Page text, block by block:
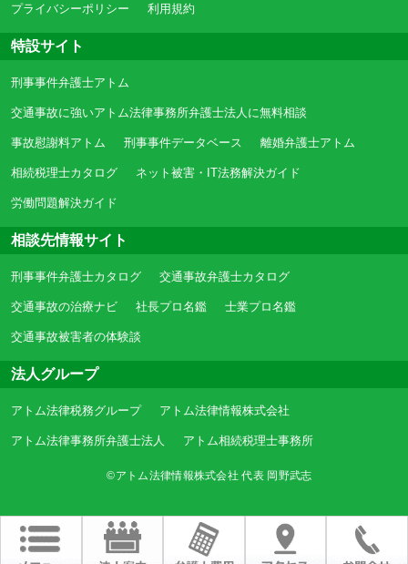
プライバシーポリシー 利用規約
特設サイト
刑事事件弁護士アトム
交通事故に強いアトム法律事務所弁護士法人に無料相談
事故慰謝料アトム 刑事事件データベース 離婚弁護士アトム
相続税理士カタログ ネット被害・IT法務解決ガイド
労働問題解決ガイド
相談先情報サイト
刑事事件弁護士カタログ 交通事故弁護士カタログ
交通事故の治療ナビ 社長プロ名鑑 士業プロ名鑑
交通事故被害者の体験談
法人グループ
アトム法律税務グループ アトム法律情報株式会社
アトム法律事務所弁護士法人 アトム相続税理士事務所
©アトム法律情報株式会社 代表 岡野武志